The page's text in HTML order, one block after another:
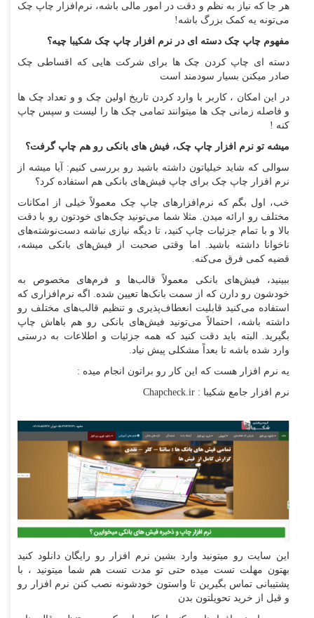
هر جا که نیاز به نظم و دقت در امور مالی باشه، نرم‌افزار چاپ چک
می‌تونه یه کمک بزرگ باشه!
مفهوم چاپ چک دسته ای در نرم افزار چاپ چک شکیبا چیه؟
دسته ای چاپ کردن چک ها برای شرکت هایی که اقساطی چک
صادر میکنن بسیار سودمند است
در این امکان ، کاربر با وارد کردن تاریخ اولین چک و و تعداد چک ها
و فاصله زمانی چک ها میتوانند تمامی چک ها را لیست و سپس چاپ
کنه !
میشه تو نرم افزار چاپ چک، فیش های بانکی رو هم چاپ گرفت؟
سوالی که شاید خیلیاتون داشته باشید رو بررسی کنیم: آیا میشه از
نرم افزار چاپ چک برای چاپ فیش‌های بانکی هم استفاده کرد؟
خب، اول بگم که نرم‌افزارهای چاپ چک معمولاً خیلی از امکانات
مختلف رو ارائه میدن. مثلا شما می‌تونید چک‌های خودتون رو با دقت
بالا و با تمام جزئیات چاپ کنید، تا دیگه نیازی نباشه دست‌نوشته‌های
ناخوانا داشته باشید. اما وقتی صحبت از فیش‌های بانکی میشه،
قضیه کمی فرق می‌کنه.
ببینید، فیش‌های بانکی معمولاً قالب‌ها و فرم‌های مخصوص به
خودشون رو دارن که از سمت بانک‌ها تعیین شده. اگه نرم‌افزاری که
استفاده می‌کنید قابلیت انعطاف‌پذیری و تنظیم قالب‌های مختلف رو
داشته باشه، احتمالاً می‌تونید فیش‌های بانکی رو هم باهاش چاپ
بگیرید. البته باید دقت کنید که همه جزئیات و اطلاعات به درستی
وارد شده باشه تا بعداً مشکلی پیش نیاد.
یه نرم افزار هست که این کار رو براتون انجام میده :
نرم افزار جامع شکیبا : Chapcheck.ir
این سایت رو میتونید وارد بشین نرم افزار رو رایگان دانلود کنید
بهتون مهلت تست میده حتی تو مدت تست هم شما میتونید ، با
پشتیبانی تماس بگیرین تا واستون خودشونه نصب کنن نرم افزار رو
و قبل از خرید تحویلتون بدن